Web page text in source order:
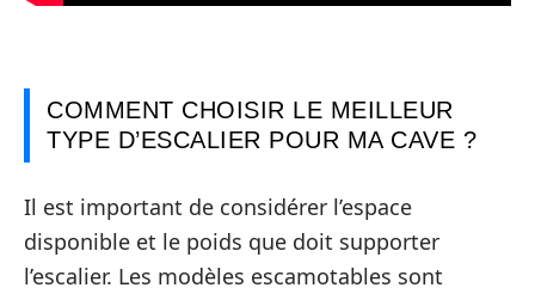
COMMENT CHOISIR LE MEILLEUR
TYPE D’ESCALIER POUR MA CAVE ?
Il est important de considérer l’espace
disponible et le poids que doit supporter
l’escalier. Les modèles escamotables sont